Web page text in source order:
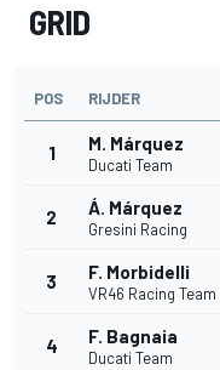
GRID
POS RIJDER
1 M. Márquez
Ducati Team
2 Á. Márquez
Gresini Racing
3 F. Morbidelli
VR46 Racing Team
4 F. Bagnaia
Ducati Team